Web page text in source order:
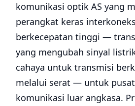
komunikasi optik AS yang
perangkat keras
berkecepatan tinggi —
yang mengubah sinyal
cahaya untuk transmisi
melalui serat — untuk
komunikasi luar angkasa.